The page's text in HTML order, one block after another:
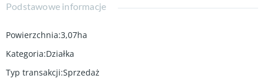
Podstawowe informacje
Powierzchnia:3,07ha
Kategoria:Działka
Typ transakcji:Sprzedaż